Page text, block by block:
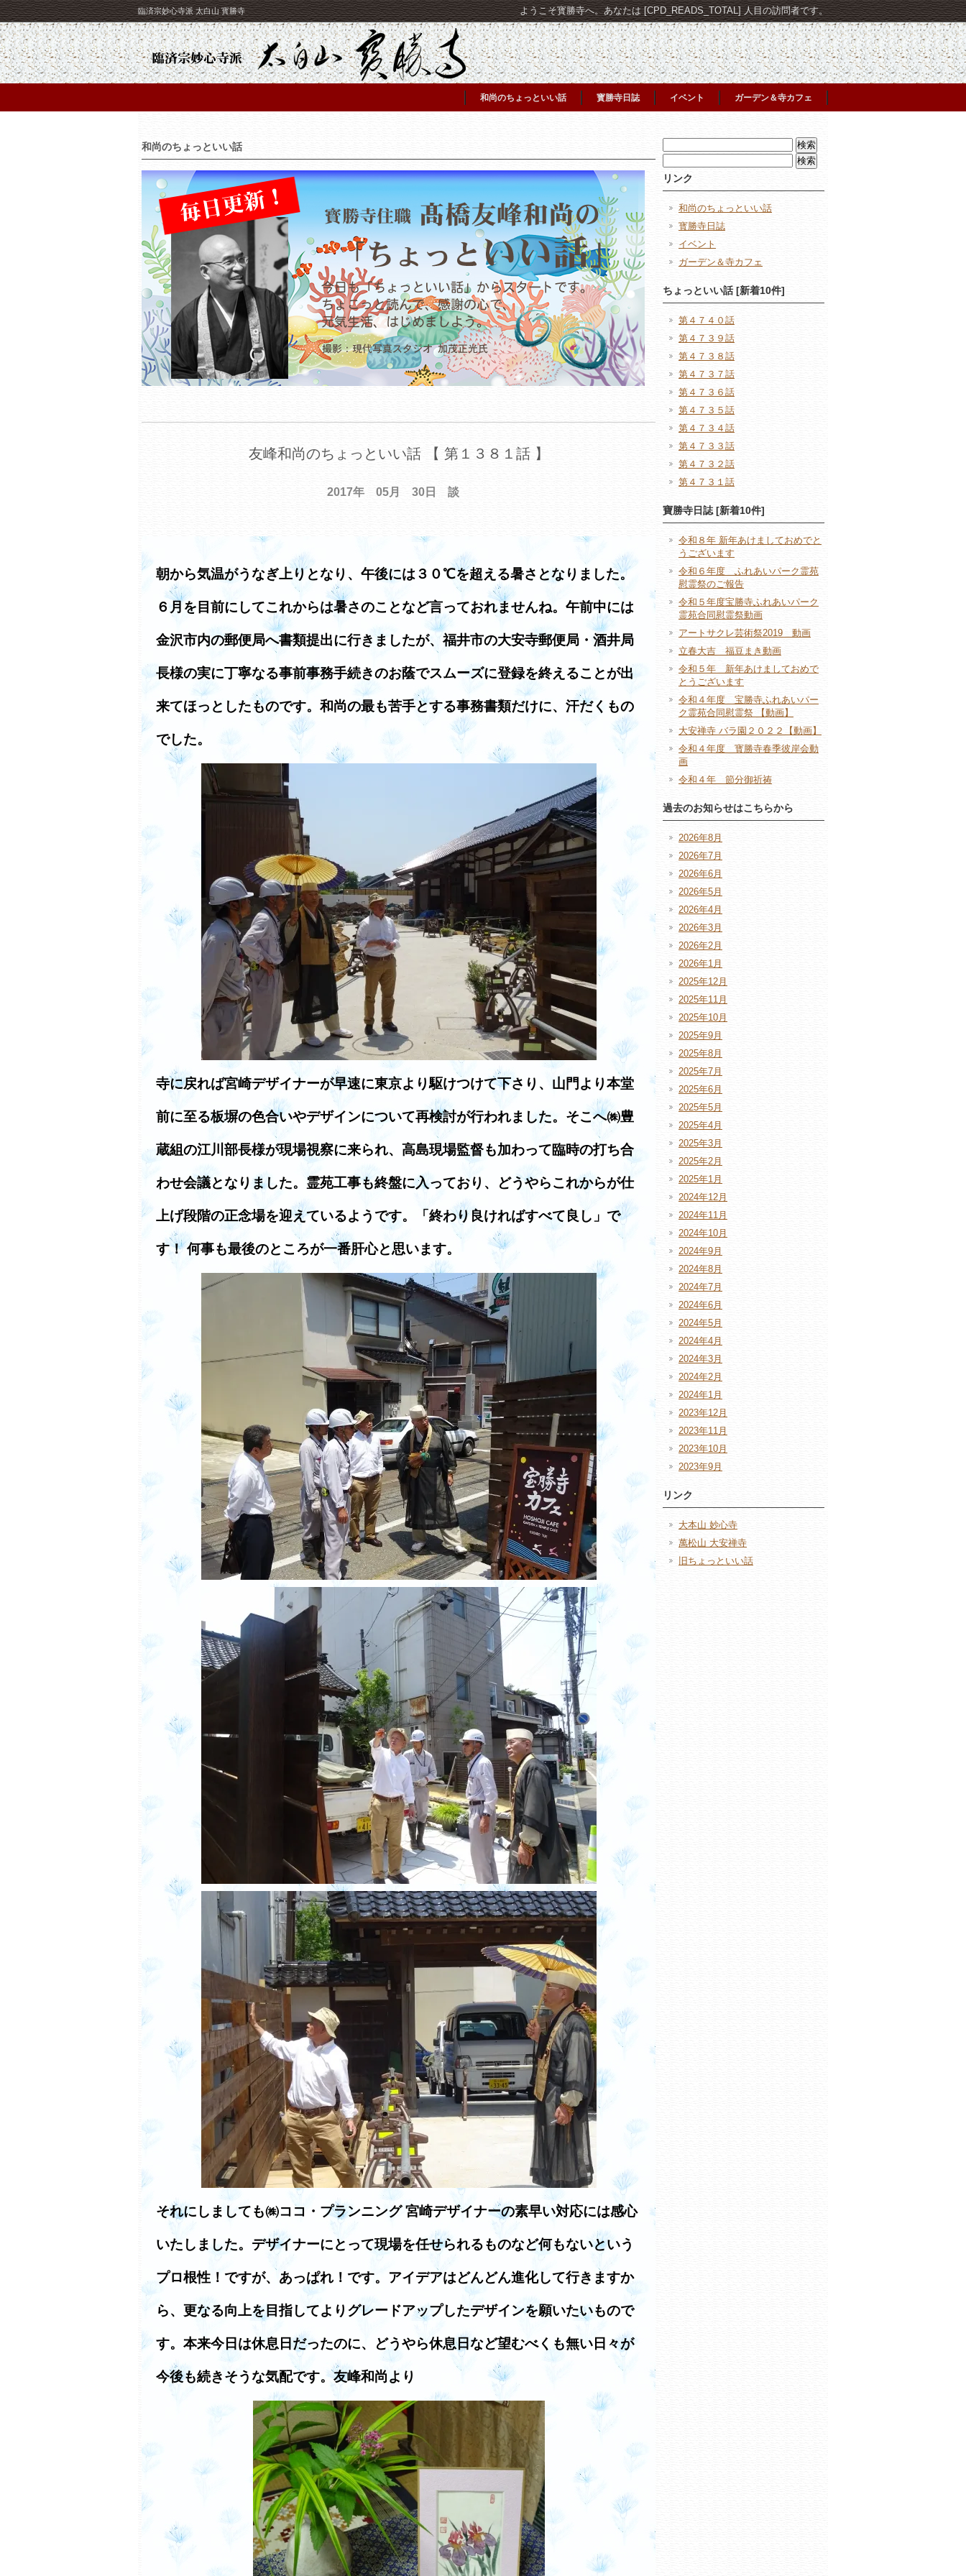
臨済宗妙心寺派 太白山 寳勝寺 ようこそ寳勝寺へ。あなたは [CPD_READS_TOTAL] 人目の訪問者です。
和尚のちょっといい話 寳勝寺日誌 イベント ガーデン＆寺カフェ
和尚のちょっといい話
友峰和尚のちょっといい話 【 第１３８１話 】
2017年 05月 30日 談
朝から気温がうなぎ上りとなり、午後には３０℃を超える暑さとなりました。
６月を目前にしてこれからは暑さのことなど言っておれませんね。午前中には
金沢市内の郵便局へ書類提出に行きましたが、福井市の大安寺郵便局・酒井局
長様の実に丁寧なる事前事務手続きのお蔭でスムーズに登録を終えることが出
来てほっとしたものです。和尚の最も苦手とする事務書類だけに、汗だくもの
でした。
寺に戻れば宮崎デザイナーが早速に東京より駆けつけて下さり、山門より本堂
前に至る板塀の色合いやデザインについて再検討が行われました。そこへ㈱豊
蔵組の江川部長様が現場視察に来られ、高島現場監督も加わって臨時の打ち合
わせ会議となりました。霊苑工事も終盤に入っており、どうやらこれからが仕
上げ段階の正念場を迎えているようです。「終わり良ければすべて良し」で
す！ 何事も最後のところが一番肝心と思います。
それにしましても㈱ココ・プランニング 宮崎デザイナーの素早い対応には感心
いたしました。デザイナーにとって現場を任せられるものなど何もないという
プロ根性！ですが、あっぱれ！です。アイデアはどんどん進化して行きますか
ら、更なる向上を目指してよりグレードアップしたデザインを願いたいもので
す。本来今日は休息日だったのに、どうやら休息日など望むべくも無い日々が
今後も続きそうな気配です。友峰和尚より
索:
索:
リンク
和尚のちょっといい話
寳勝寺日誌
イベント
ガーデン＆寺カフェ
ちょっといい話 [新着10件]
第４７４０話
第４７３９話
第４７３８話
第４７３７話
第４７３６話
第４７３５話
第４７３４話
第４７３３話
第４７３２話
第４７３１話
寶勝寺日誌 [新着10件]
令和８年 新年あけましておめでと
うございます
令和６年度 ふれあいパーク霊苑
慰霊祭のご報告
令和５年度宝勝寺ふれあいパーク
霊苑合同慰霊祭動画
アートサクレ芸術祭2019 動画
立春大吉 福豆まき動画
令和５年 新年あけましておめで
とうございます
令和４年度 宝勝寺ふれあいパー
ク霊苑合同慰霊祭 【動画】
大安禅寺 バラ園２０２２【動画】
令和４年度 寳勝寺春季彼岸会動
画
令和４年 節分御祈祷
過去のお知らせはこちらから
2026年8月
2026年7月
2026年6月
2026年5月
2026年4月
2026年3月
2026年2月
2026年1月
2025年12月
2025年11月
2025年10月
2025年9月
2025年8月
2025年7月
2025年6月
2025年5月
2025年4月
2025年3月
2025年2月
2025年1月
2024年12月
2024年11月
2024年10月
2024年9月
2024年8月
2024年7月
2024年6月
2024年5月
2024年4月
2024年3月
2024年2月
2024年1月
2023年12月
2023年11月
2023年10月
2023年9月
リンク
大本山 妙心寺
萬松山 大安禅寺
旧ちょっといい話